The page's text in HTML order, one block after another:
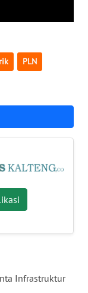
PLN
Infrastruktur